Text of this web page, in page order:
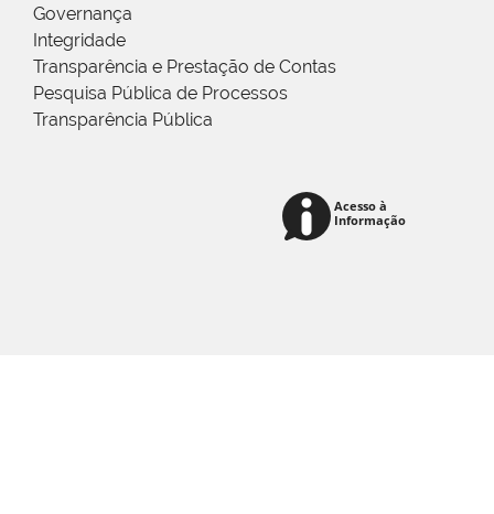
Governança
Integridade
Transparência e Prestação de Contas
Pesquisa Pública de Processos
Transparência Pública